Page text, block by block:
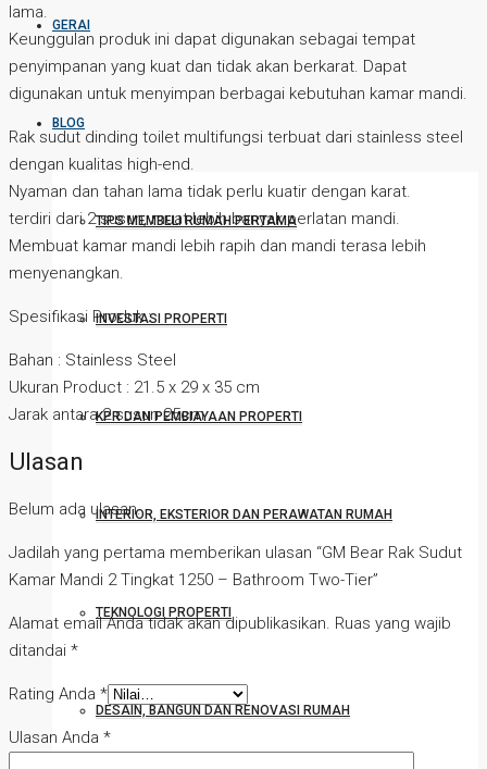
GERAI
BLOG
TIPS MEMBELI RUMAH PERTAMA
INVESTASI PROPERTI
KPR DAN PEMBIAYAAN PROPERTI
INTERIOR, EKSTERIOR DAN PERAWATAN RUMAH
TEKNOLOGI PROPERTI
DESAIN, BANGUN DAN RENOVASI RUMAH
lama.
Keunggulan produk ini dapat digunakan sebagai tempat
penyimpanan yang kuat dan tidak akan berkarat. Dapat
digunakan untuk menyimpan berbagai kebutuhan kamar mandi.
Rak sudut dinding toilet multifungsi terbuat dari stainless steel
dengan kualitas high-end.
Nyaman dan tahan lama tidak perlu kuatir dengan karat.
terdiri dari 2 susun, muat lebih banyak perlatan mandi.
Membuat kamar mandi lebih rapih dan mandi terasa lebih
menyenangkan.
Spesifikasi Produk :
Bahan : Stainless Steel
Ukuran Product : 21.5 x 29 x 35 cm
Jarak antara 2 susun 25cm
Ulasan
Belum ada ulasan.
Jadilah yang pertama memberikan ulasan “GM Bear Rak Sudut
Kamar Mandi 2 Tingkat 1250 – Bathroom Two-Tier”
Alamat email Anda tidak akan dipublikasikan. Ruas yang wajib
ditandai *
Rating Anda *
Ulasan Anda *